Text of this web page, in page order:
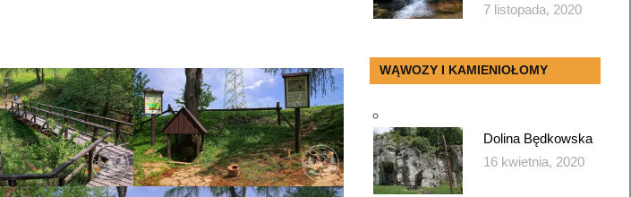
7 listopada, 2020
WĄWOZY I KAMIENIOŁOMY
Dolina Będkowska
16 kwietnia, 2020